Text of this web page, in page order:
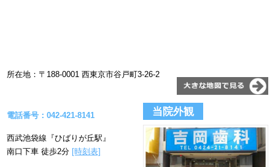
所在地：〒188-0001 西東京市谷戸町3-26-2
電話番号：042-421-8141
西武池袋線『ひばりが丘駅』
南口下車 徒歩2分 [時刻表]
当院外観